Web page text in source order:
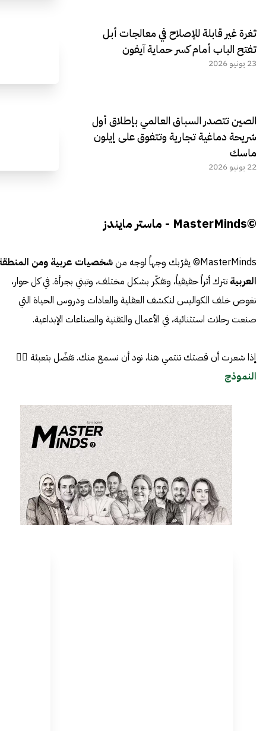
ثغرة غير قابلة للإصلاح في معالجات أبل
تفتح الباب أمام كسر حماية آيفون
23 يونيو 2026
الصين تتصدر السباق العالمي بإطلاق أول
شريحة دماغية تجارية وتتفوق على إيلون
ماسك
22 يونيو 2026
©MasterMinds - ماستر مايندز
MasterMinds© يقرّبك وجهاً لوجه من
شخصيات عربية ومن
العربية تترك أثراً حقيقياً، وتفكّر بشكل مختلف، وتبني بجرأة. في كل حوار،
نغوص خلف الكواليس لنكشف العقلية والعادات ودروس الحياة التي
صنعت رحلات استثنائية، في الأعمال والتقنية والصناعات الإبداعية.
إذا شعرت أن قصتك تنتمي هنا، نود أن نسمع منك. تفضّل بتعبئة 👈🏼
النموذج